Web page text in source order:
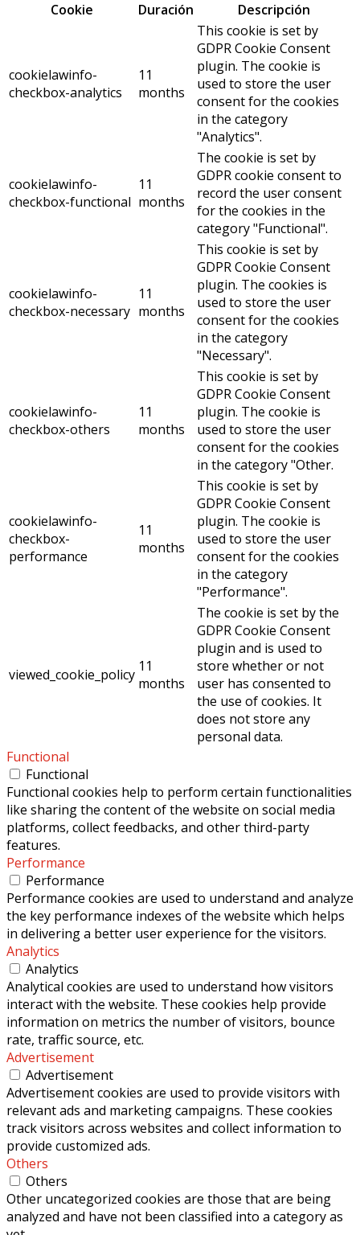
Cookie
Duración Descripción
cookielawinfo-
checkbox-analytics
11
months
This cookie is set by
GDPR Cookie Consent
plugin. The cookie is
used to store the user
consent for the cookies
in the category
"Analytics".
cookielawinfo-
checkbox-functional
11
months
The cookie is set by
GDPR cookie consent to
record the user consent
for the cookies in the
category "Functional".
cookielawinfo-
checkbox-necessary
11
months
This cookie is set by
GDPR Cookie Consent
plugin. The cookies is
used to store the user
consent for the cookies
in the category
"Necessary".
cookielawinfo-
checkbox-others
11
months
This cookie is set by
GDPR Cookie Consent
plugin. The cookie is
used to store the user
consent for the cookies
in the category "Other.
cookielawinfo-
checkbox-
performance
11
months
This cookie is set by
GDPR Cookie Consent
plugin. The cookie is
used to store the user
consent for the cookies
in the category
"Performance".
viewed_cookie_policy 11
months
The cookie is set by the
GDPR Cookie Consent
plugin and is used to
store whether or not
user has consented to
the use of cookies. It
does not store any
personal data.
Functional
Functional
Functional cookies help to perform certain functionalities
like sharing the content of the website on social media
platforms, collect feedbacks, and other third-party
features.
Performance
Performance
Performance cookies are used to understand and analyze
the key performance indexes of the website which helps
in delivering a better user experience for the visitors.
Analytics
Analytics
Analytical cookies are used to understand how visitors
interact with the website. These cookies help provide
information on metrics the number of visitors, bounce
rate, traffic source, etc.
Advertisement
Advertisement
Advertisement cookies are used to provide visitors with
relevant ads and marketing campaigns. These cookies
track visitors across websites and collect information to
provide customized ads.
Others
Others
Other uncategorized cookies are those that are being
analyzed and have not been classified into a category as